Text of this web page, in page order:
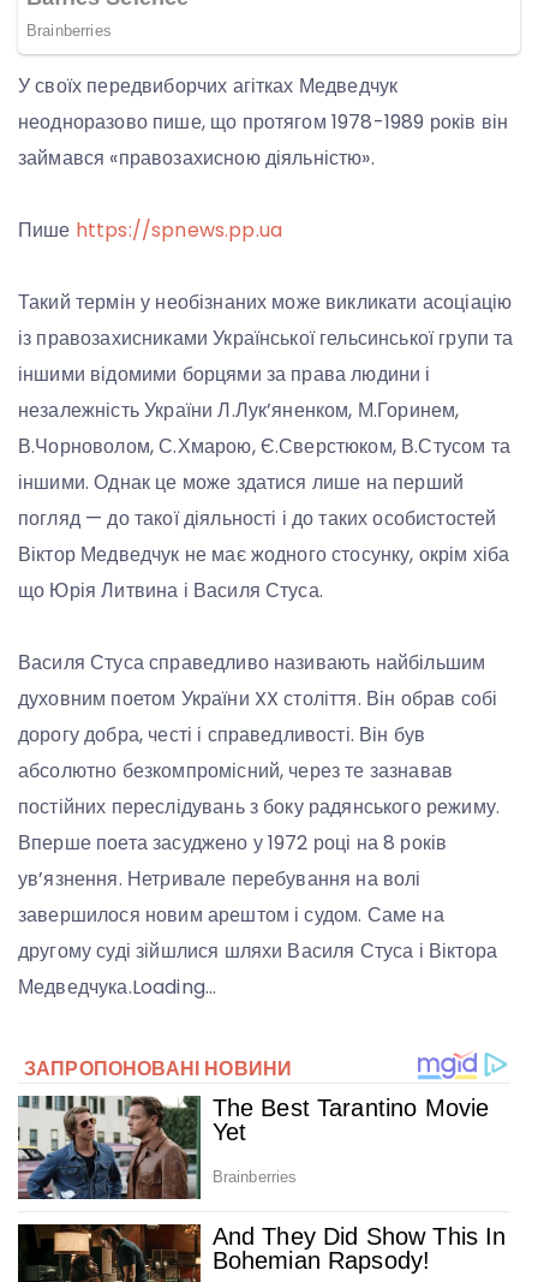
У своїх передвиборчих агітках Медведчук
неодноразово пише, що протягом 1978-1989 років він
займався «правозахисною діяльністю».
Пише https://spnews.pp.ua
Такий термін у необізнаних може викликати асоціацію
із правозахисниками Української гельсинської групи та
іншими відомими борцями за права людини і
незалежність України Л.Лук’яненком, М.Горинем,
В.Чорноволом, С.Хмарою, Є.Сверстюком, В.Стусом та
іншими. Однак це може здатися лише на перший
погляд — до такої діяльності і до таких особистостей
Віктор Медведчук не має жодного стосунку, окрім хіба
що Юрія Литвина і Василя Стуса.
Василя Стуса справедливо називають найбільшим
духовним поетом України XX століття. Він обрав собі
дорогу добра, честі і справедливості. Він був
абсолютно безкомпромісний, через те зазнавав
постійних переслідувань з боку радянського режиму.
Вперше поета засуджено у 1972 році на 8 років
ув’язнення. Нетривале перебування на волі
завершилося новим арештом і судом. Саме на
другому суді зійшлися шляхи Василя Стуса і Віктора
Медведчука.Loading…